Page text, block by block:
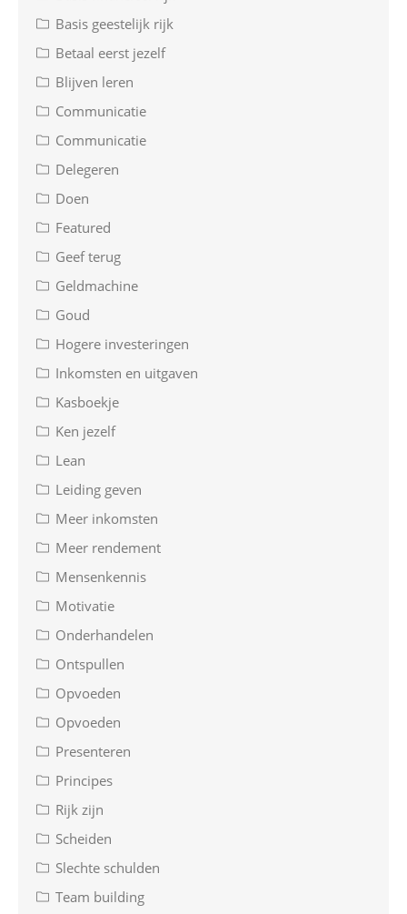
Basis geestelijk rijk
Betaal eerst jezelf
Blijven leren
Communicatie
Communicatie
Delegeren
Doen
Featured
Geef terug
Geldmachine
Goud
Hogere investeringen
Inkomsten en uitgaven
Kasboekje
Ken jezelf
Lean
Leiding geven
Meer inkomsten
Meer rendement
Mensenkennis
Motivatie
Onderhandelen
Ontspullen
Opvoeden
Opvoeden
Presenteren
Principes
Rijk zijn
Scheiden
Slechte schulden
Team building